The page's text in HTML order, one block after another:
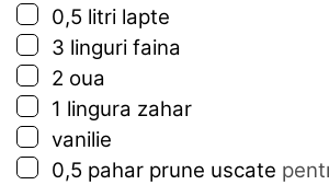
▢
0,5 litri lapte
▢
3 linguri faina
▢
2 oua
▢
1 lingura zahar
▢
vanilie
▢
0,5 pahar prune uscate